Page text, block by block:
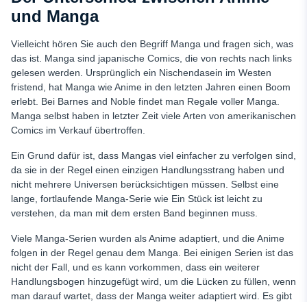
und Manga
Vielleicht hören Sie auch den Begriff Manga und fragen sich, was
das ist. Manga sind japanische Comics, die von rechts nach links
gelesen werden. Ursprünglich ein Nischendasein im Westen
fristend, hat Manga wie Anime in den letzten Jahren einen Boom
erlebt. Bei Barnes and Noble findet man Regale voller Manga.
Manga selbst haben in letzter Zeit viele Arten von amerikanischen
Comics im Verkauf übertroffen.
Ein Grund dafür ist, dass Mangas viel einfacher zu verfolgen sind,
da sie in der Regel einen einzigen Handlungsstrang haben und
nicht mehrere Universen berücksichtigen müssen. Selbst eine
lange, fortlaufende Manga-Serie wie Ein Stück ist leicht zu
verstehen, da man mit dem ersten Band beginnen muss.
Viele Manga-Serien wurden als Anime adaptiert, und die Anime
folgen in der Regel genau dem Manga. Bei einigen Serien ist das
nicht der Fall, und es kann vorkommen, dass ein weiterer
Handlungsbogen hinzugefügt wird, um die Lücken zu füllen, wenn
man darauf wartet, dass der Manga weiter adaptiert wird. Es gibt